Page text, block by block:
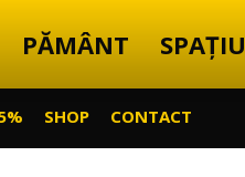
PĂMÂNT SPAȚIU
SHOP CONTACT